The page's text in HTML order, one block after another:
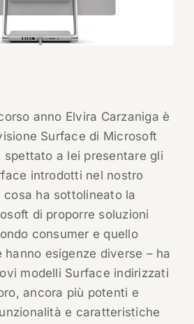
anno Elvira Carzaniga è
Surface di Microsoft
spettato a lei presentare gli
introdotti nel nostro
cosa ha sottolineato la
di proporre soluzioni
consumer e quello
hanno esigenze diverse – ha
modelli Surface indirizzati
ancora più potenti e
e caratteristiche